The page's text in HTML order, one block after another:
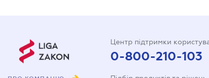
Центр підтримки
0-800-210-103